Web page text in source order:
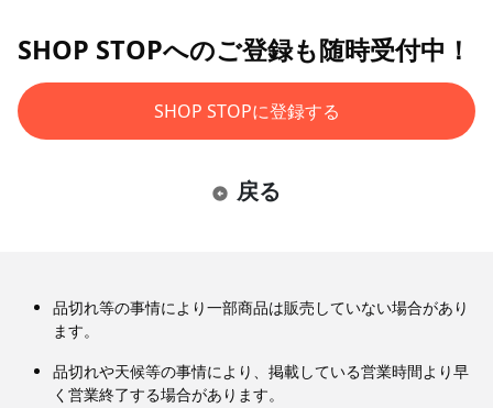
SHOP STOPへのご登録も随時受付中！
SHOP STOPに登録する
戻る
品切れ等の事情により一部商品は販売していない場合があり
ます。
品切れや天候等の事情により、掲載している営業時間より早
く営業終了する場合があります。